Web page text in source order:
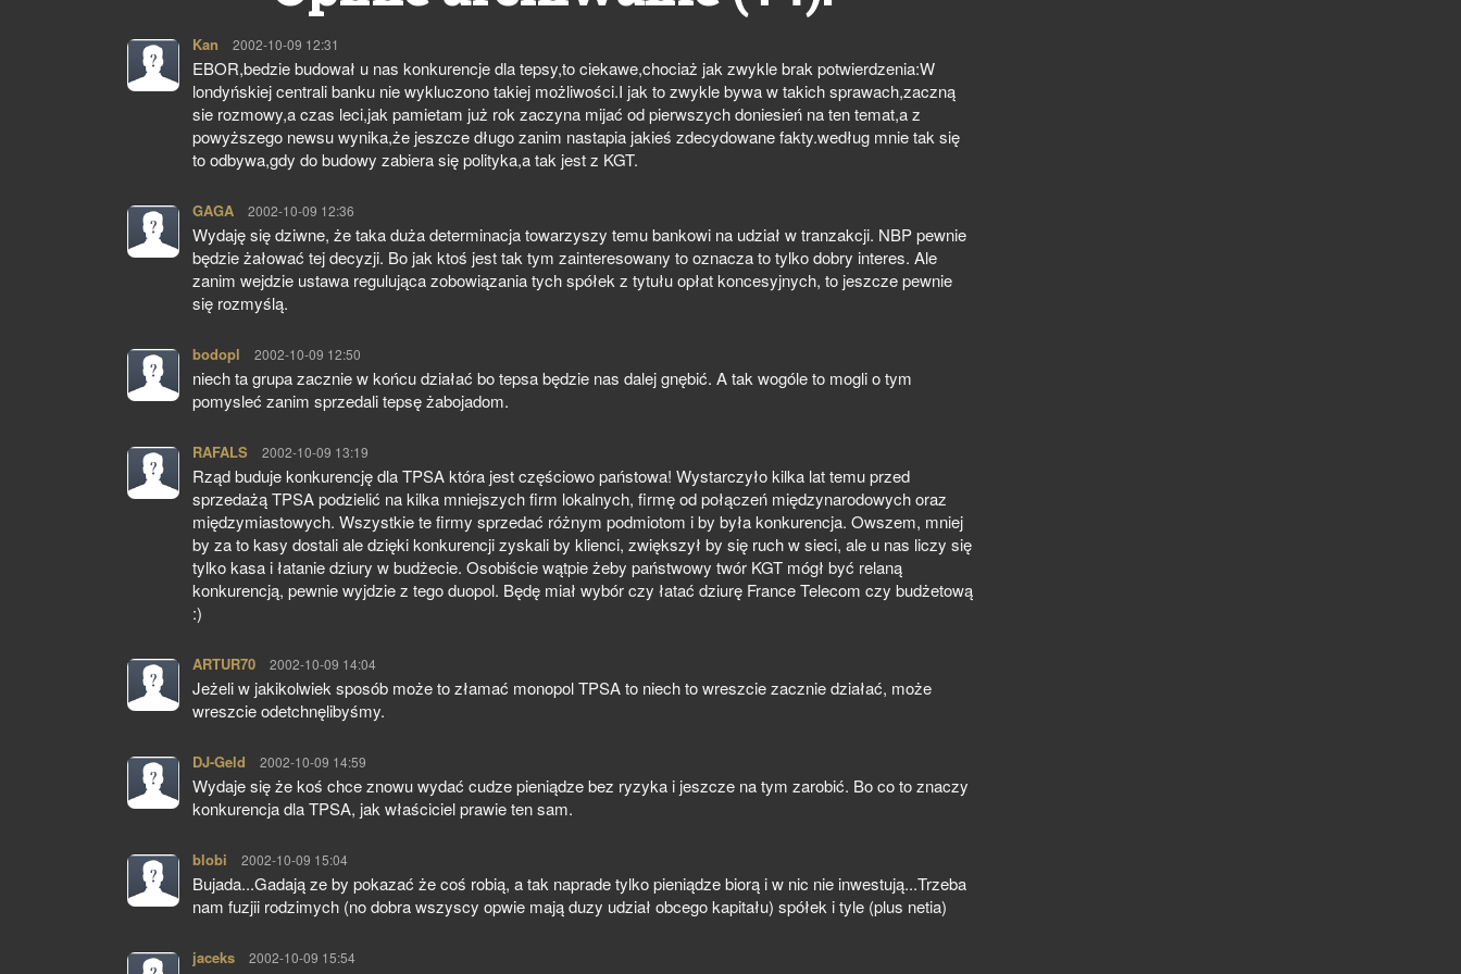
Kan pisze:
2002-10-09 12:31
EBOR,bedzie budował u nas konkurencje dla tepsy,to ciekawe,chociaż jak zwykle brak potwierdzenia:W
londyńskiej centrali banku nie wykluczono takiej możliwości.I jak to zwykle bywa w takich sprawach,zaczną
sie rozmowy,a czas leci,jak pamietam już rok zaczyna mijać od pierwszych doniesień na ten temat,a z
powyższego newsu wynika,że jeszcze długo zanim nastapia jakieś zdecydowane fakty.według mnie tak się
to odbywa,gdy do budowy zabiera się polityka,a tak jest z KGT.
GAGA pisze:
2002-10-09 12:36
Wydaję się dziwne, że taka duża determinacja towarzyszy temu bankowi na udział w tranzakcji. NBP pewnie
będzie żałować tej decyzji. Bo jak ktoś jest tak tym zainteresowany to oznacza to tylko dobry interes. Ale
zanim wejdzie ustawa regulująca zobowiązania tych spółek z tytułu opłat koncesyjnych, to jeszcze pewnie
się rozmyślą.
bodopl pisze:
2002-10-09 12:50
niech ta grupa zacznie w końcu działać bo tepsa będzie nas dalej gnębić. A tak wogóle to mogli o tym
pomysleć zanim sprzedali tepsę żabojadom.
RAFALS pisze:
2002-10-09 13:19
Rząd buduje konkurencję dla TPSA która jest częściowo państowa! Wystarczyło kilka lat temu przed
sprzedażą TPSA podzielić na kilka mniejszych firm lokalnych, firmę od połączeń międzynarodowych oraz
międzymiastowych. Wszystkie te firmy sprzedać różnym podmiotom i by była konkurencja. Owszem, mniej
by za to kasy dostali ale dzięki konkurencji zyskali by klienci, zwiększył by się ruch w sieci, ale u nas liczy się
tylko kasa i łatanie dziury w budżecie. Osobiście wątpie żeby państwowy twór KGT mógł być relaną
konkurencją, pewnie wyjdzie z tego duopol. Będę miał wybór czy łatać dziurę France Telecom czy budżetową
:)
ARTUR70 pisze:
2002-10-09 14:04
Jeżeli w jakikolwiek sposób może to złamać monopol TPSA to niech to wreszcie zacznie działać, może
wreszcie odetchnęlibyśmy.
DJ-Geld pisze:
2002-10-09 14:59
Wydaje się że koś chce znowu wydać cudze pieniądze bez ryzyka i jeszcze na tym zarobić. Bo co to znaczy
konkurencja dla TPSA, jak właściciel prawie ten sam.
blobi pisze:
2002-10-09 15:04
Bujada...Gadają ze by pokazać że coś robią, a tak naprade tylko pieniądze biorą i w nic nie inwestują...Trzeba
nam fuzjii rodzimych (no dobra wszyscy opwie mają duzy udział obcego kapitału) spółek i tyle (plus netia)
jaceks pisze:
2002-10-09 15:54